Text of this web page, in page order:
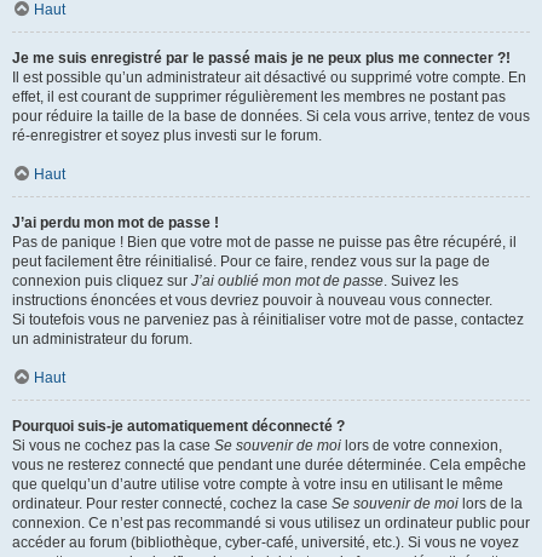
Haut
Je me suis enregistré par le passé mais je ne peux plus me connecter ?!
Il est possible qu’un administrateur ait désactivé ou supprimé votre compte. En
effet, il est courant de supprimer régulièrement les membres ne postant pas
pour réduire la taille de la base de données. Si cela vous arrive, tentez de vous
ré-enregistrer et soyez plus investi sur le forum.
Haut
J’ai perdu mon mot de passe !
Pas de panique ! Bien que votre mot de passe ne puisse pas être récupéré, il
peut facilement être réinitialisé. Pour ce faire, rendez vous sur la page de
connexion puis cliquez sur J’ai oublié mon mot de passe. Suivez les
instructions énoncées et vous devriez pouvoir à nouveau vous connecter.
Si toutefois vous ne parveniez pas à réinitialiser votre mot de passe, contactez
un administrateur du forum.
Haut
Pourquoi suis-je automatiquement déconnecté ?
Si vous ne cochez pas la case Se souvenir de moi lors de votre connexion,
vous ne resterez connecté que pendant une durée déterminée. Cela empêche
que quelqu’un d’autre utilise votre compte à votre insu en utilisant le même
ordinateur. Pour rester connecté, cochez la case Se souvenir de moi lors de la
connexion. Ce n’est pas recommandé si vous utilisez un ordinateur public pour
accéder au forum (bibliothèque, cyber-café, université, etc.). Si vous ne voyez